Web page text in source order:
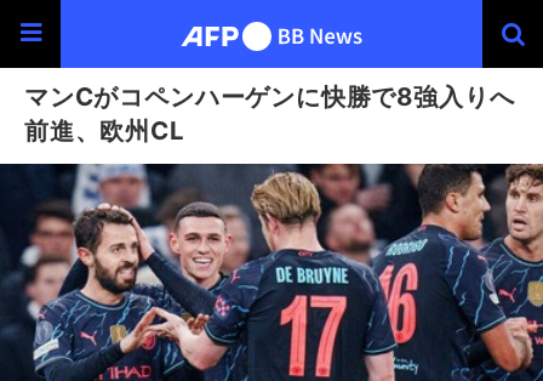
マンCがコペンハーゲンに快勝で8強入りへ
前進、欧州CL